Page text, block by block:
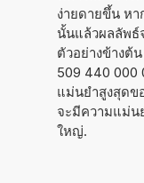
ง่ายดายขึ้น หา
นั้นแล้วผลลัพธ์
ตัวอย่างข้างต้
509 440 000
แม่นยำสูงสุดข
จะมีความแม่น
ใหญ่.